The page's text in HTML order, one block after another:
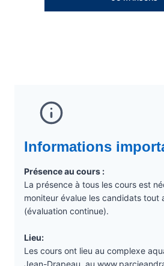
Informations
Présence au cours :
La présence à tous les cours est
moniteur évalue les candidats tout
(évaluation continue).
Lieu:
Les cours ont lieu au complexe
Jean-Drapeau, au